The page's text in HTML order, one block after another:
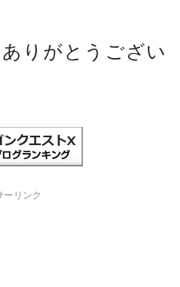
りがとうござい
ーリンク